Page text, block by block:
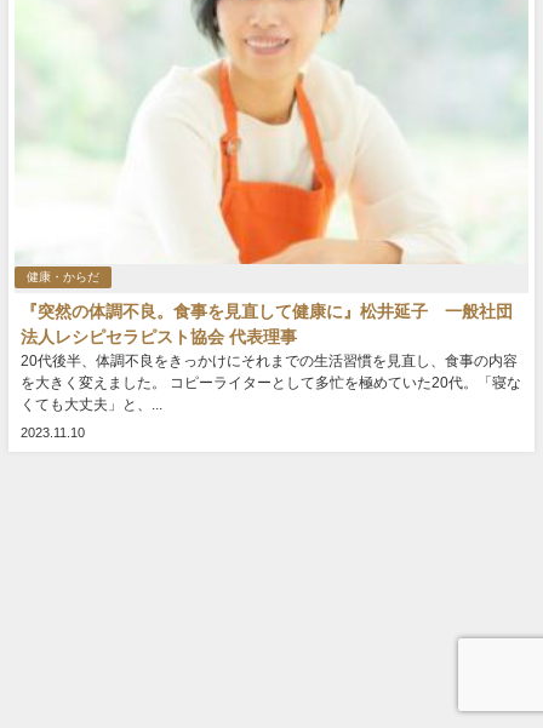
健康・からだ
『突然の体調不良。食事を見直して健康に』松井延子 一般社団
法人レシピセラピスト協会 代表理事
20代後半、体調不良をきっかけにそれまでの生活習慣を見直し、食事の内容
を大きく変えました。 コピーライターとして多忙を極めていた20代。「寝な
くても大丈夫」と、...
2023.11.10